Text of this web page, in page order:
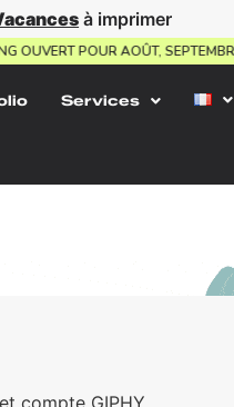
à imprimer
OUVERT POUR AOÛT,
Services
compte GIPHY